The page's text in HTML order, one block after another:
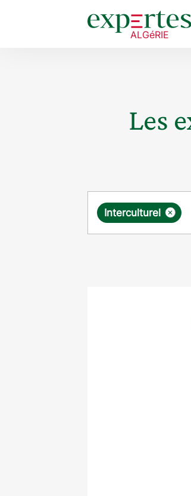
Les
Requête ×
Interculturel